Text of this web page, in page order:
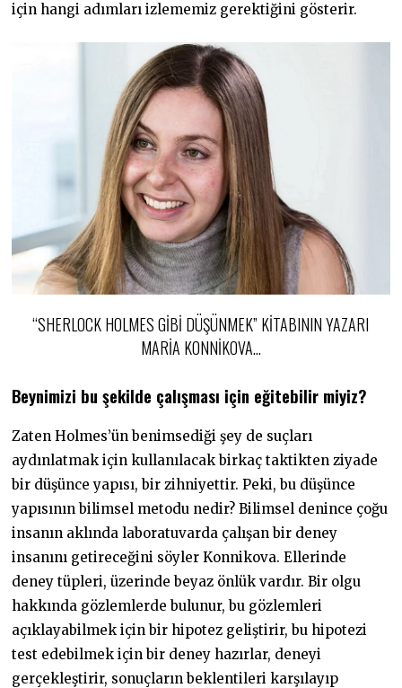
için hangi adımları izlememiz gerektiğini gösterir.
“SHERLOCK HOLMES GIBI DÜŞÜNMEK” KITABININ YAZARI
MARIA KONNIKOVA…
Beynimizi bu şekilde çalışması için eğitebilir miyiz?
Zaten Holmes’ün benimsediği şey de suçları
aydınlatmak için kullanılacak birkaç taktikten ziyade
bir düşünce yapısı, bir zihniyettir. Peki, bu düşünce
yapısının bilimsel metodu nedir? Bilimsel denince çoğu
insanın aklında laboratuvarda çalışan bir deney
insanını getireceğini söyler Konnikova. Ellerinde
deney tüpleri, üzerinde beyaz önlük vardır. Bir olgu
hakkında gözlemlerde bulunur, bu gözlemleri
açıklayabilmek için bir hipotez geliştirir, bu hipotezi
test edebilmek için bir deney hazırlar, deneyi
gerçekleştirir, sonuçların beklentileri karşılayıp